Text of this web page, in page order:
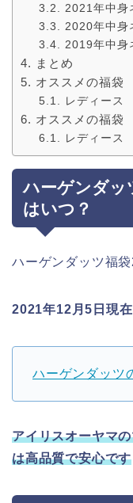
2021年中身
2020年中身
2019年中身
まとめ
オススメの福袋
レディース
オススメの福袋
レディース
ハーゲンダッ
はいつ？
ハーゲンダッツ福
2021年12月5日現在
ハーゲンダッツ
アイリスオーヤマ
は高品質で安心です